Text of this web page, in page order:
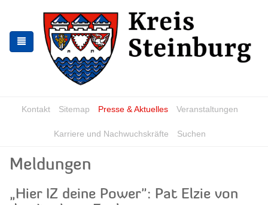
springen
springen
Kontakt Sitemap Presse & Aktuelles Veranstaltungen
Karriere und Nachwuchskräfte Suchen
Meldungen
„Hier IZ deine Power": Pat Elzie von